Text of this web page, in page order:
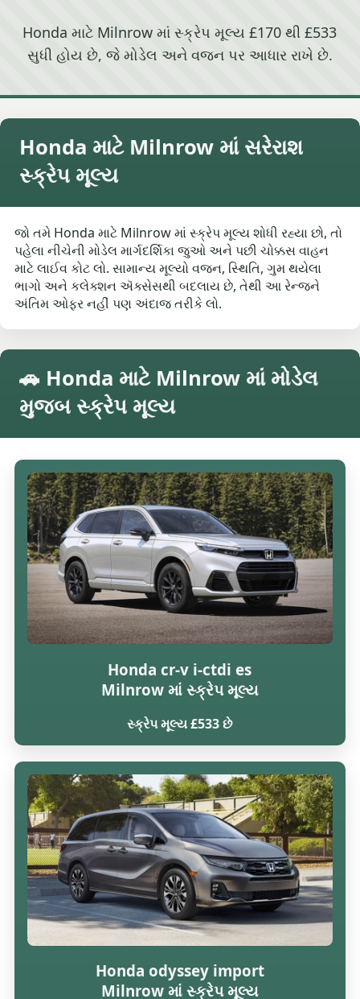
Honda માટે Milnrow માં સ્ક્રેપ મૂલ્ય £170 થી £533
સુધી હોય છે, જે મોડેલ અને વજન પર આધાર રાખે છે.
Honda માટે Milnrow માં સરેરાશ
સ્ક્રેપ મૂલ્ય
જો તમે Honda માટે Milnrow માં સ્ક્રેપ મૂલ્ય શોધી રહ્યા છો, તો
પહેલા નીચેની મોડેલ માર્ગદર્શિકા જુઓ અને પછી ચોક્કસ વાહન
માટે લાઈવ કોટ લો. સામાન્ય મૂલ્યો વજન, સ્થિતિ, ગુમ થયેલા
ભાગો અને કલેક્શન ઍક્સેસથી બદલાય છે, તેથી આ રેન્જને
અંતિમ ઓફર નહીં પણ અંદાજ તરીકે લો.
🚗 Honda માટે Milnrow માં મોડેલ
મુજબ સ્ક્રેપ મૂલ્ય
Honda cr-v i-ctdi es
Milnrow માં સ્ક્રેપ મૂલ્ય
સ્ક્રેપ મૂલ્ય £533 છે
Honda odyssey import
Milnrow માં સ્ક્રેપ મૂલ્ય